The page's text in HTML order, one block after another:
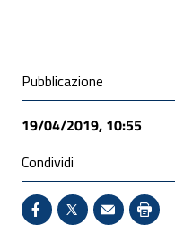
Condivisione
Pubblicazione
19/04/2019, 10:55
Condividi
Condividi su
X - SitoInvio